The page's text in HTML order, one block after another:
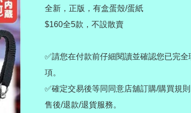
全新，正版，有盒蛋殼/蛋紙
$160全5款，不設散賣
✅請您在付款前仔細閱讀並確認您已完
項。
✅確定交易後等同同意店舖訂購/購買規
售後/退款/退貨服務。